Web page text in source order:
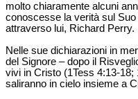
molto chiaramente alcuni
conoscesse la verità sul
attraverso lui, Richard Perry.
Nelle sue dichiarazioni in
del Signore – dopo il
vivi in Cristo (1Tess 4:13-
saliranno in cielo insieme a